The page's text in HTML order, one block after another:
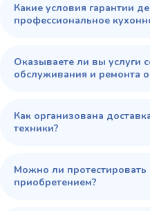
Какие условия гарантии
профессиональное
Оказываете ли вы услуги
обслуживания и ремонта
Как организована
техники?
Можно ли
приобретением?